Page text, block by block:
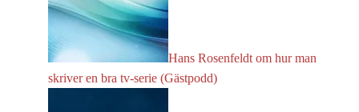
Hans Rosenfeldt om hur man
skriver en bra tv-serie (Gästpodd)